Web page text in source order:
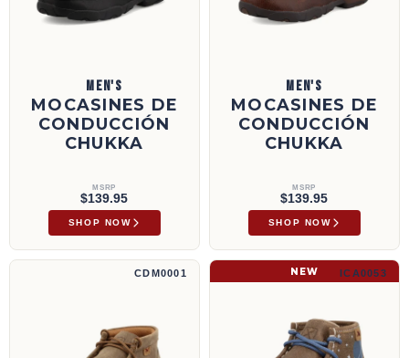
MEN'S
MOCASINES DE
CONDUCCIÓN
CHUKKA
MSRP
$139.95
SHOP NOW
MEN'S
MOCASINES DE
CONDUCCIÓN
CHUKKA
MSRP
$139.95
SHOP NOW
Mocasines de conducción Chukka | CDM0001
CDM0001
Chukka Driving Moc | ICA0053
ICA0053
NEW